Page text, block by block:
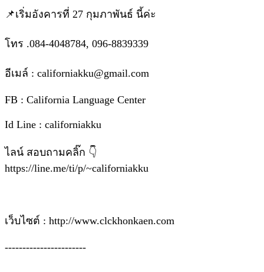
📌เริ่มอังคารที่ 27 กุมภาพันธ์ นี้ค่ะ
โทร .084-4048784, 096-8839339
อีเมล์ : californiakku@gmail.com
FB : California Language Center
Id Line : californiakku
ไลน์ สอบถามคลิ๊ก 👇
https://line.me/ti/p/~californiakku
เว็บไซต์ : http://www.clckhonkaen.com
-----------------------